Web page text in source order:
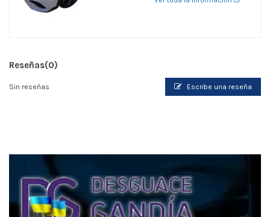
Reseñas(0)
Sin reseñas Escribe una reseña